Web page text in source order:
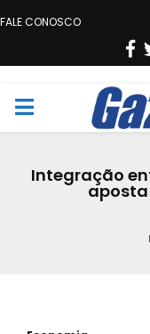
FALE CONOSCO
F
c
e
o
M
Integração